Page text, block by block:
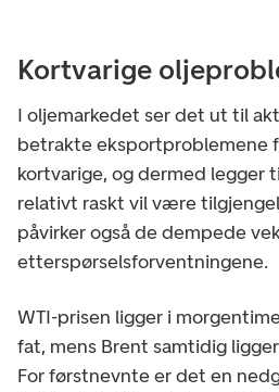
Kortvarige
I oljemarkedet ser det ut til
betrakte eksportproblemene
kortvarige, og dermed legger
relativt raskt vil være
påvirker også de dempede
etterspørselsforventningene.
WTI-prisen ligger i
fat, mens Brent samtidig
For førstnevnte er det en